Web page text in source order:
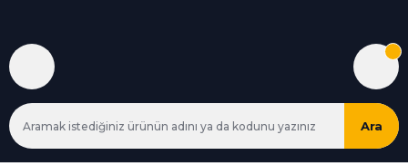
Ara